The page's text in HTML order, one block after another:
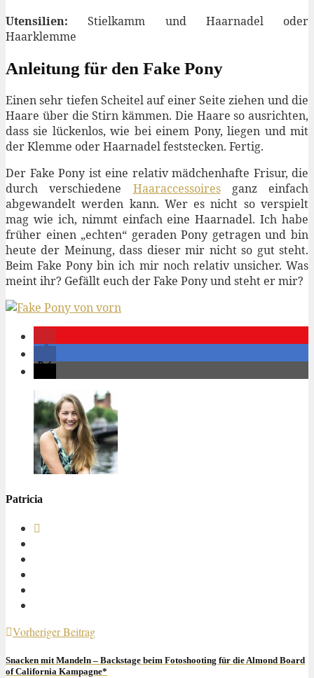
Utensilien: Stielkamm und Haarnadel oder
Haarklemme
Anleitung für den Fake Pony
Einen sehr tiefen Scheitel auf einer Seite ziehen und die
Haare über die Stirn kämmen. Die Haare so ausrichten,
dass sie lückenlos, wie bei einem Pony, liegen und mit
der Klemme oder Haarnadel feststecken. Fertig.
Der Fake Pony ist eine relativ mädchenhafte Frisur, die
durch verschiedene Haaraccessoiresganz einfach
abgewandelt werden kann. Wer es nicht so verspielt
mag wie ich, nimmt einfach eine Haarnadel. Ich habe
früher einen „echten“ geraden Pony getragen und bin
heute der Meinung, dass dieser mir nicht so gut steht.
Beim Fake Pony bin ich mir noch relativ unsicher. Was
meint ihr? Gefällt euch der Fake Pony und steht er mir?
Patricia
Vorheriger Beitrag
Snacken mit Mandeln – Backstage beim Fotoshooting für die Almond Board
of California Kampagne*